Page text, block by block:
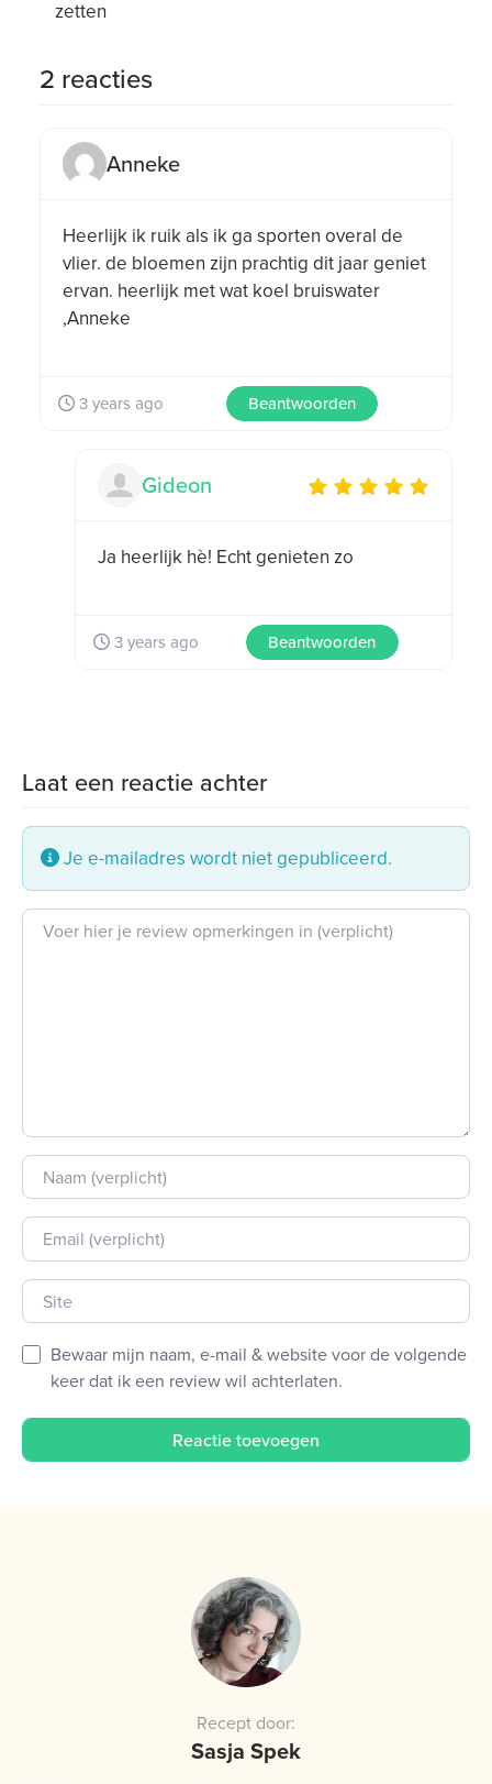
zetten
2 reacties
Anneke
Heerlijk ik ruik als ik ga sporten overal de
vlier. de bloemen zijn prachtig dit jaar geniet
ervan. heerlijk met wat koel bruiswater
,Anneke
3 years ago Beantwoorden
Gideon
Ja heerlijk hè! Echt genieten zo
Gideon ratings
3 years ago Beantwoorden
Laat een reactie achter
Je e-mailadres wordt niet gepubliceerd.
Beoordeling tekst
Naam
E-mail
Site
Bewaar mijn naam, e-mail & website voor de volgende
keer dat ik een review wil achterlaten.
Recept door:
Sasja Spek